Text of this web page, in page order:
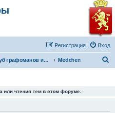
Вход
Регистрация
Клуб графоманов им Бушкова Medchen
или чтения тем в этом форуме.